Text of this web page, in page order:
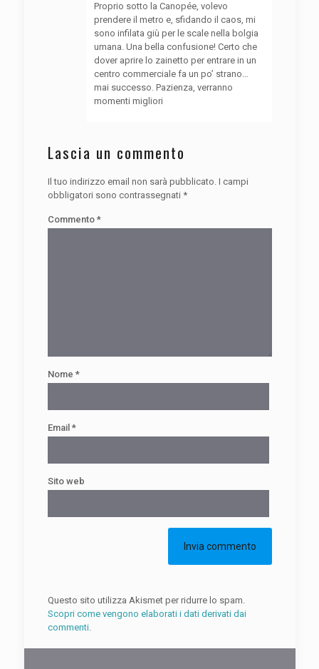
Proprio sotto la Canopée, volevo
prendere il metro e, sfidando il caos, mi
sono infilata giù per le scale nella bolgia
umana. Una bella confusione! Certo che
dover aprire lo zainetto per entrare in un
centro commerciale fa un po’ strano…
mai successo. Pazienza, verranno
momenti migliori
Lascia un commento
Il tuo indirizzo email non sarà pubblicato. I campi
obbligatori sono contrassegnati *
Commento *
Nome *
Email *
Sito web
Questo sito utilizza Akismet per ridurre lo spam.
Scopri come vengono elaborati i dati derivati dai
commenti.